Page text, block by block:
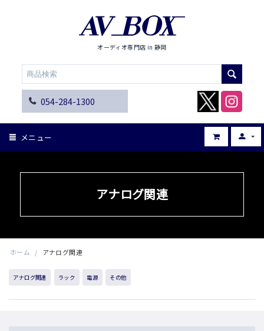
オーディオ専門店 in 静岡
054-284-1300
メニュー
アナログ関連
ホーム / アナログ関連
アナログ関連 ラック 電源 その他